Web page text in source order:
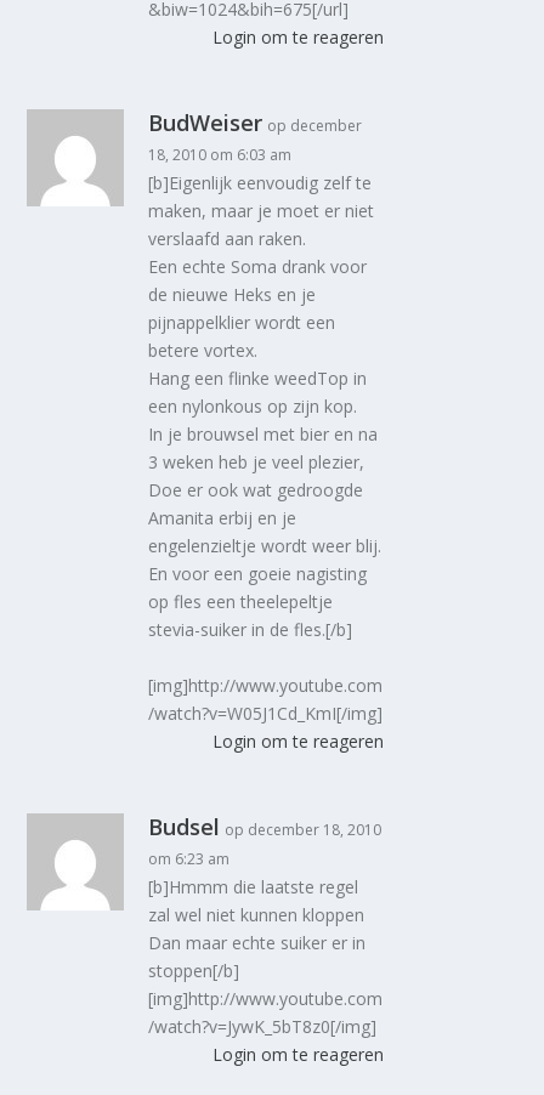
&biw=1024&bih=675[/url]
Login om te reageren
BudWeiser op december
18, 2010 om 6:03 am
[b]Eigenlijk eenvoudig zelf te
maken, maar je moet er niet
verslaafd aan raken.
Een echte Soma drank voor
de nieuwe Heks en je
pijnappelklier wordt een
betere vortex.
Hang een flinke weedTop in
een nylonkous op zijn kop.
In je brouwsel met bier en na
3 weken heb je veel plezier,
Doe er ook wat gedroogde
Amanita erbij en je
engelenzieltje wordt weer blij.
En voor een goeie nagisting
op fles een theelepeltje
stevia-suiker in de fles.[/b]
[img]http://www.youtube.com
/watch?v=W05J1Cd_KmI[/img]
Login om te reageren
Budsel op december 18, 2010
om 6:23 am
[b]Hmmm die laatste regel
zal wel niet kunnen kloppen
Dan maar echte suiker er in
stoppen[/b]
[img]http://www.youtube.com
/watch?v=JywK_5bT8z0[/img]
Login om te reageren